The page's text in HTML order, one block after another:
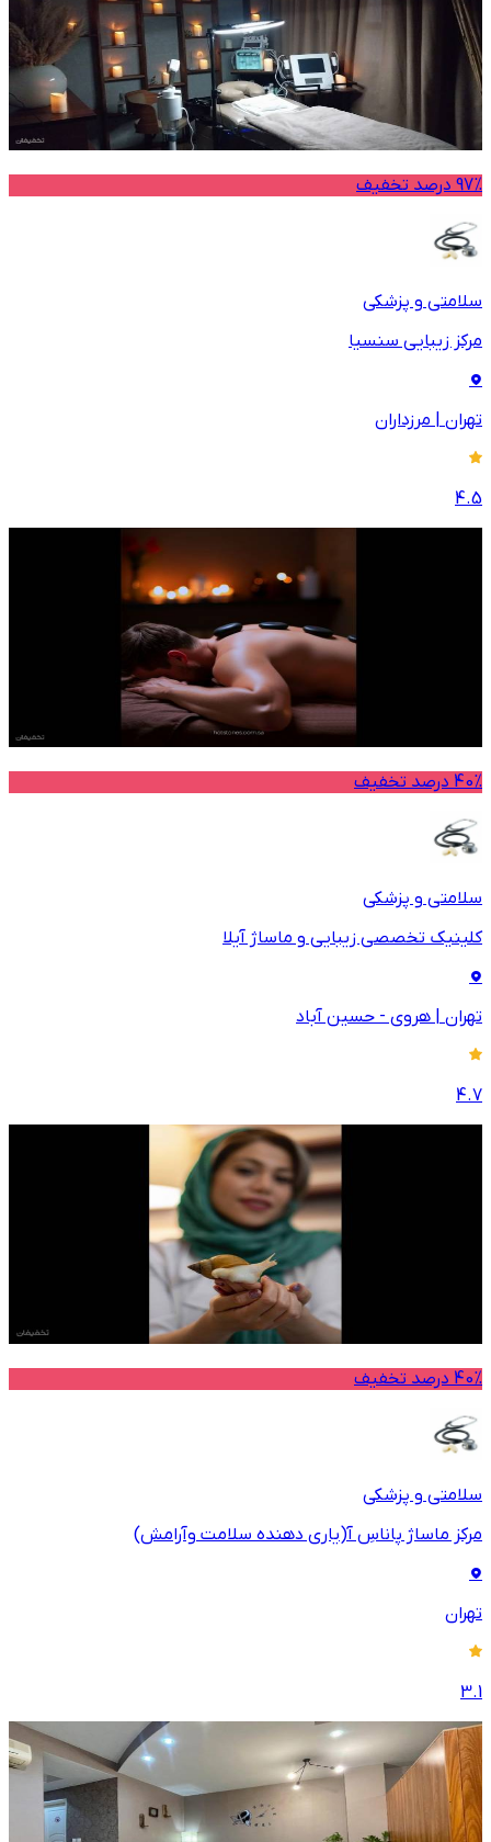
97% درصد تخفیف
سلامتی و پزشکی
مرکز زیبایی سنسیا
تهران | مرزداران
4.5
40% درصد تخفیف
سلامتی و پزشکی
کلینیک تخصصی زیبایی و ماساژ آیلا
تهران | هروی - حسین آباد
4.7
40% درصد تخفیف
سلامتی و پزشکی
مرکز ماساژ پاناسِ آ(يارى دهنده سلامت وآرامش)
تهران
3.1